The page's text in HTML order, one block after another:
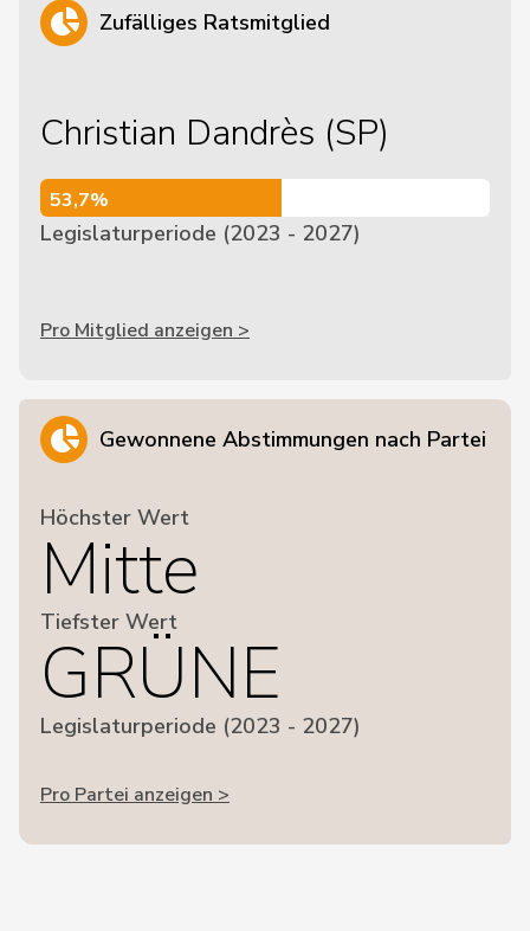
Zufälliges Ratsmitglied
Christian Dandrès (SP)
53,7%
53,7%
Legislaturperiode (2023 - 2027)
Pro Mitglied anzeigen >
Gewonnene Abstimmungen nach Partei
Höchster Wert
Mitte
Tiefster Wert
GRÜNE
Legislaturperiode (2023 - 2027)
Pro Partei anzeigen >